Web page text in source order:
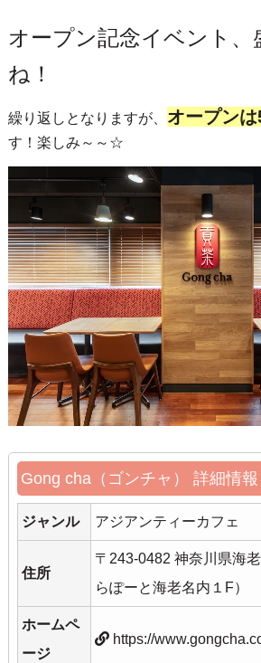
オープン記念イベント、
ね！
繰り返しとなりますが、 オープン
す！楽しみ～～☆
Gong cha（ゴンチャ） 詳細情報
ジャンル アジアンティーカフェ
住所
〒243-0482 神奈川県海
らぽーと海老名内１F）
ホームペ
ージ
https://